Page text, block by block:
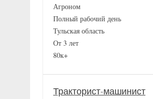
Агроном
Полный рабочий день
Тульская область
От 3 лет
80к+
Тракторист-машинист